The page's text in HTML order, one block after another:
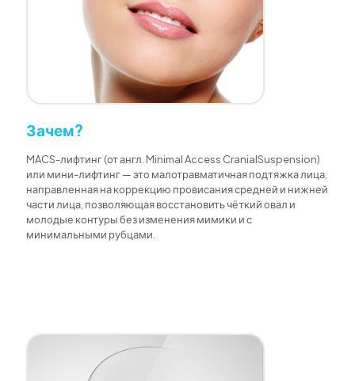
Зачем?
MACS-лифтинг (от англ. Minimal Access CranialSuspension)
или мини-лифтинг — это малотравматичная подтяжка лица,
направленная на коррекцию провисания средней и нижней
части лица, позволяющая восстановить чёткий овал и
молодые контуры без изменения мимики и с
минимальными рубцами.